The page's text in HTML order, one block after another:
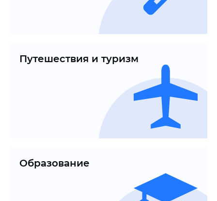
Путешествия и туризм
Образование